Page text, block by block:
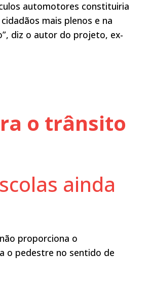
automotores constituiria
mais plenos e na
diz o autor do projeto, ex-
o trânsito
ainda
proporciona o
o pedestre no sentido de